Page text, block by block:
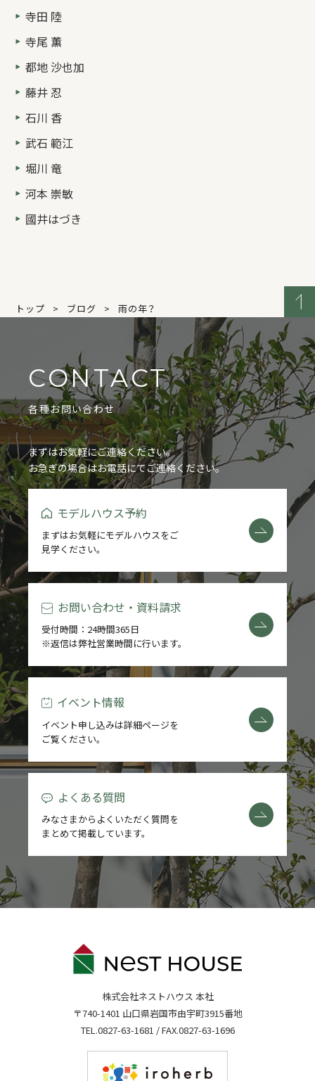
寺田 陸
寺尾 薫
都地 沙也加
藤井 忍
石川 香
武石 範江
堀川 竜
河本 崇敏
國井はづき
トップ ブログ 雨の年？
CONTACT
各種お問い合わせ
まずはお気軽にご連絡ください。
お急ぎの場合はお電話にてご連絡ください。
モデルハウス予約
まずはお気軽にモデルハウスをご
見学ください。
お問い合わせ・資料請求
受付時間：24時間365日
※返信は弊社営業時間に行います。
イベント情報
イベント申し込みは詳細ページを
ご覧ください。
よくある質問
みなさまからよくいただく質問を
まとめて掲載しています。
株式会社ネストハウス 本社
〒740-1401 山口県岩国市由宇町3915番地
TEL.0827-63-1681 / FAX.0827-63-1696